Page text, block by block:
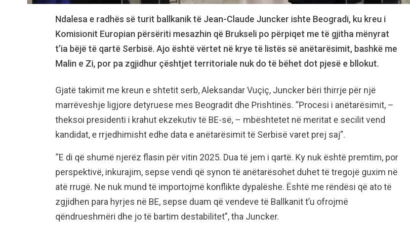
Ndalesa e radhës së turit ballkanik të Jean-Claude Juncker ishte Beogradi, ku kreu i
Komisionit Europian përsëriti mesazhin që Brukseli po përpiqet me të gjitha mënyrat
t’ia bëjë të qartë Serbisë. Ajo është vërtet në krye të listës së anëtarësimit, bashkë me
Malin e Zi, por pa zgjidhur çështjet territoriale nuk do të bëhet dot pjesë e bllokut.
Gjatë takimit me kreun e shtetit serb, Aleksandar Vuçiç, Juncker bëri thirrje për një
marrëveshje ligjore detyruese mes Beogradit dhe Prishtinës. “Procesi i anëtarësimit, –
theksoi presidenti i krahut ekzekutiv të BE-së, – mbështetet në meritat e secilit vend
kandidat, e rrjedhimisht edhe data e anëtarësimit të Serbisë varet prej saj”.
“E di që shumë njerëz flasin për vitin 2025. Dua të jem i qartë. Ky nuk është premtim, por
perspektivë, inkurajim, sepse vendi që synon të anëtarësohet duhet të tregojë guxim në
atë rrugë. Ne nuk mund të importojmë konflikte dypalëshe. Është me rëndësi që ato të
zgjidhen para hyrjes në BE, sepse duam që vendeve të Ballkanit t’u ofrojmë
qëndrueshmëri dhe jo të bartim destabilitet”, tha Juncker.